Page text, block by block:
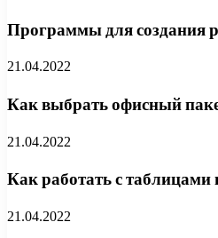
Программы для создания
21.04.2022
Как выбрать офисный
21.04.2022
Как работать с
21.04.2022